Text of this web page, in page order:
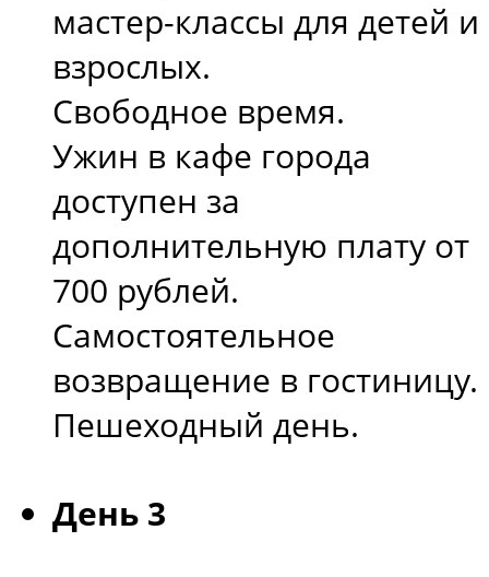
мастер-классы для детей и
взрослых.
Свободное время.
Ужин в кафе города
доступен за
дополнительную плату от
700 рублей.
Самостоятельное
возвращение в гостиницу.
Пешеходный день.
День 3